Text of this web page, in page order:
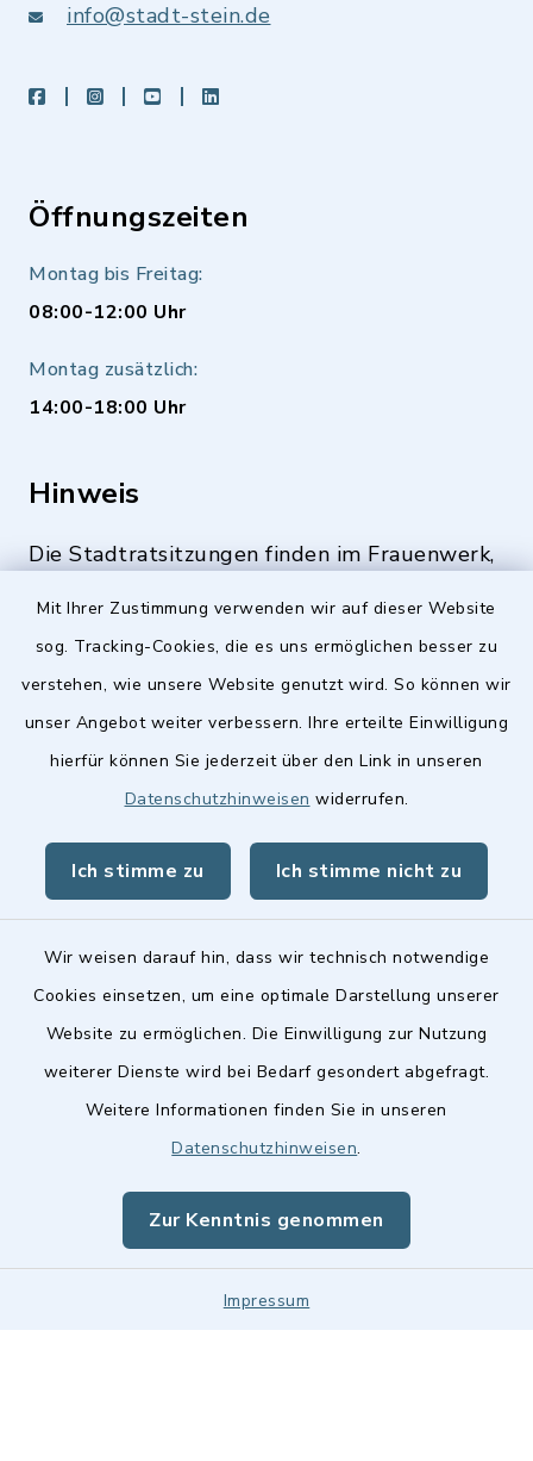
Mit Ihrer Zustimmung verwenden wir auf dieser Website
sog. Tracking-Cookies, die es uns ermöglichen besser zu
verstehen, wie unsere Website genutzt wird. So können wir
unser Angebot weiter verbessern. Ihre erteilte Einwilligung
hierfür können Sie jederzeit über den Link in unseren
Datenschutzhinweisen widerrufen.
Ich stimme zu Ich stimme nicht zu
Wir weisen darauf hin, dass wir technisch notwendige
Cookies einsetzen, um eine optimale Darstellung unserer
Website zu ermöglichen. Die Einwilligung zur Nutzung
weiterer Dienste wird bei Bedarf gesondert abgefragt.
Weitere Informationen finden Sie in unseren
Datenschutzhinweisen.
Zur Kenntnis genommen
Impressum
info@stadt-stein.de
facebookinstagramyoutubeLinkedIn
Öffnungszeiten
Montag bis Freitag:
08:00-12:00 Uhr
Montag zusätzlich:
14:00-18:00 Uhr
Hinweis
Die Stadtratsitzungen finden im Frauenwerk,
Quicklinks
Stellenangebote
Landkreis Fürth
Barrierefreiheit
Impressum
Sitemap